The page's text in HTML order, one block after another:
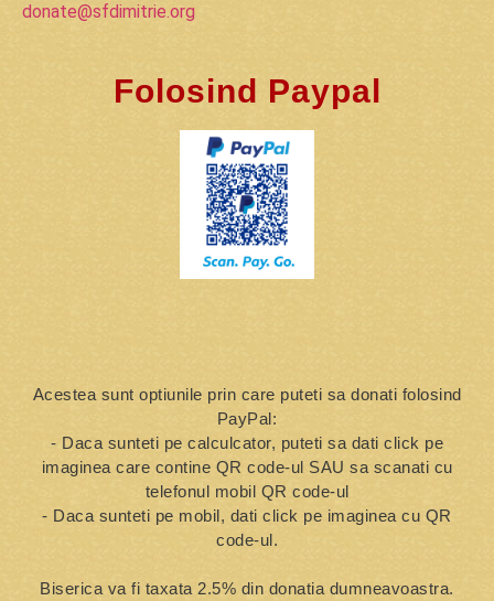
donate@sfdimitrie.org
Folosind Paypal
Acestea sunt optiunile prin care puteti sa donati folosind
PayPal:
- Daca sunteti pe calculcator, puteti sa dati click pe
imaginea care contine QR code-ul SAU sa scanati cu
telefonul mobil QR code-ul
- Daca sunteti pe mobil, dati click pe imaginea cu QR
code-ul.
Biserica va fi taxata 2.5% din donatia dumneavoastra.